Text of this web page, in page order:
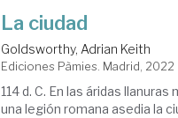
La ciudad
Goldsworthy, Adrian Keith
Ediciones Pàmies. Madrid, 2022
114 d. C. En las áridas
una legión romana asedia la